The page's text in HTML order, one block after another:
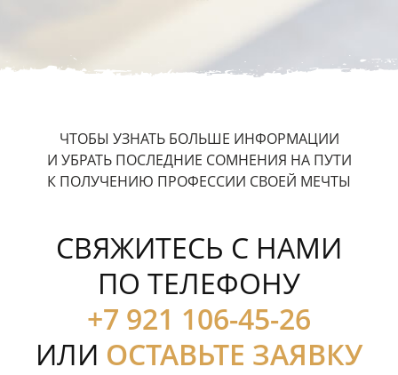
ЧТОБЫ УЗНАТЬ БОЛЬШЕ ИНФОРМАЦИИ
И УБРАТЬ ПОСЛЕДНИЕ СОМНЕНИЯ НА ПУТИ
К ПОЛУЧЕНИЮ ПРОФЕССИИ СВОЕЙ МЕЧТЫ
СВЯЖИТЕСЬ С НАМИ
ПО ТЕЛЕФОНУ
+7 921 106-45-26
ИЛИ ОСТАВЬТЕ ЗАЯВКУ